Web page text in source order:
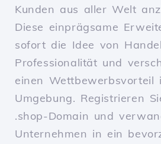
Kunden aus aller Welt
Diese einprägsame
sofort die Idee von
Professionalität und
einen Wettbewerbsvorteil
Umgebung. Registrieren
.shop-Domain und
Unternehmen in ein